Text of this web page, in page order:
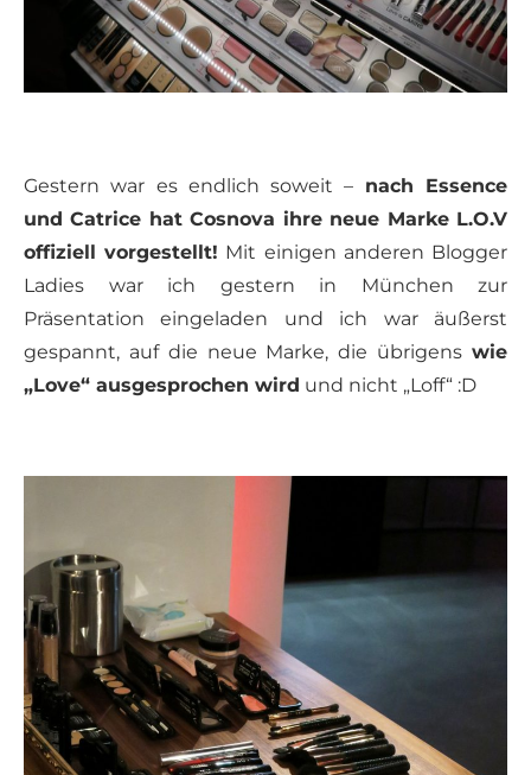
Gestern war es endlich soweit – nach Essence
und Catrice hat Cosnova ihre neue Marke L.O.V
offiziell vorgestellt! Mit einigen anderen Blogger
Ladies war ich gestern in München zur
Präsentation eingeladen und ich war äußerst
gespannt, auf die neue Marke, die übrigens wie
„Love“ ausgesprochen wird und nicht „Loff“ :D